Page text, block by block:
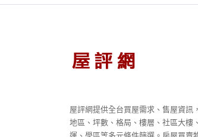
屋評網提供全台買屋需求、售屋資訊
地區、坪數、格局、樓層、社區大樓